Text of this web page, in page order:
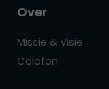
Over
Missie & Visie
Colofon